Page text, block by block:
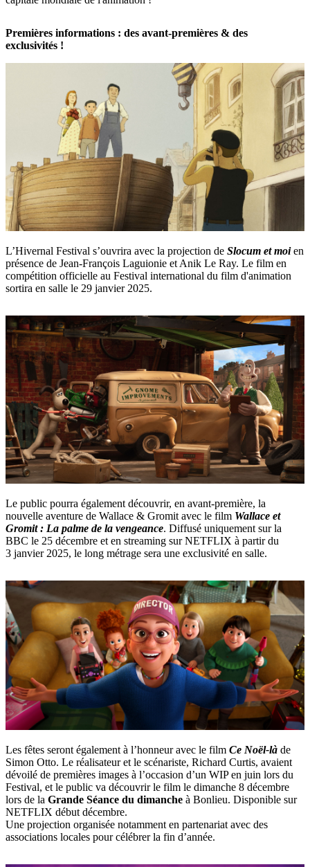
Premières informations : des avant-premières & des
exclusivités !
L’Hivernal Festival s’ouvrira avec la projection de Slocum et moien
présence de Jean-François Laguionie et Anik Le Ray. Le film en
compétition officielle au Festival international du film d'animation
sortira en salle le 29 janvier 2025.
Le public pourra également découvrir, en avant-première, la
nouvelle aventure de Wallace & Gromit avec le film Wallace et
Gromit : La palme de la vengeance. Diffusé uniquement sur la
BBC le 25 décembre et en streaming sur NETFLIX à partir du
3 janvier 2025, le long métrage sera une exclusivité en salle.
Les fêtes seront également à l’honneur avec le film Ce Noël-là de
Simon Otto. Le réalisateur et le scénariste, Richard Curtis, avaient
dévoilé de premières images à l’occasion d’un WIP en juin lors du
Festival, et le public va découvrir le film le dimanche 8 décembre
lors de la Grande Séance du dimanche à Bonlieu. Disponible sur
NETFLIX début décembre.
Une projection organisée notamment en partenariat avec des
associations locales pour célébrer la fin d’année.